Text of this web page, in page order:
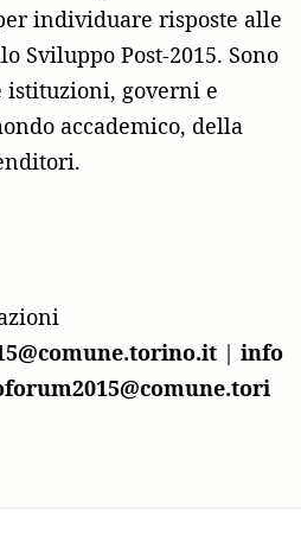
individuare risposte alle
Sviluppo Post-2015. Sono
governi e
accademico, della
| info